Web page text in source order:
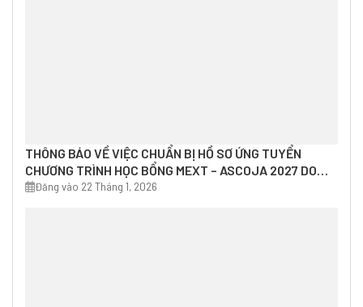
THÔNG BÁO VỀ VIỆC CHUẨN BỊ HỒ SƠ ỨNG TUYỂN
CHƯƠNG TRÌNH HỌC BỔNG MEXT – ASCOJA 2027 DO
VAJA TUYỂN CHỌN
Đăng vào 22 Tháng 1, 2026